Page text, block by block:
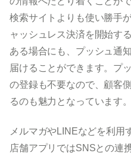
検索サイトよりも使い勝手
ャッシュレス決済を開始す
ある場合にも、プッシュ通
届けることができます。プ
の登録も不要なので、顧客
るのも魅力となっています。
メルマガやLINEなどを利用
店舗アプリではSNSとの連